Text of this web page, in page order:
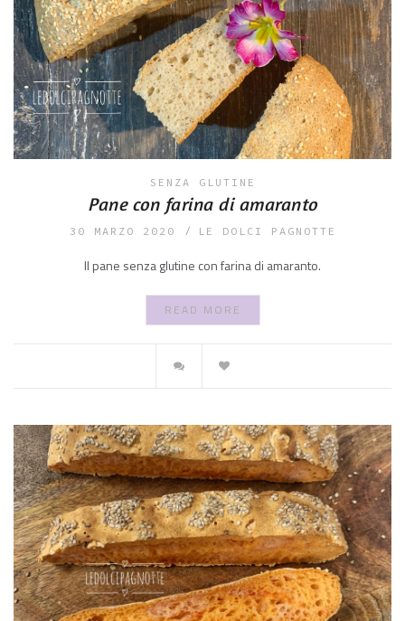
SENZA GLUTINE
Pane con farina di amaranto
30 MARZO 2020 LE DOLCI PAGNOTTE
Il pane senza glutine con farina di amaranto.
READ MORE